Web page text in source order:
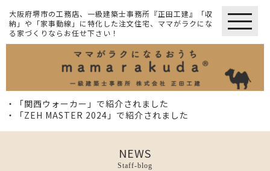
大阪府堺市の工務店、一級建築士事務所『正田工建』「収
納」や「家事動線」に特化した注文住宅、ママがラクにな
る家づくりならお任せ下さい！
・「関西ウォーカー」で紹介されました
・「ZEH MASTER 2024」で紹介されました
NEWS
Staff-blog